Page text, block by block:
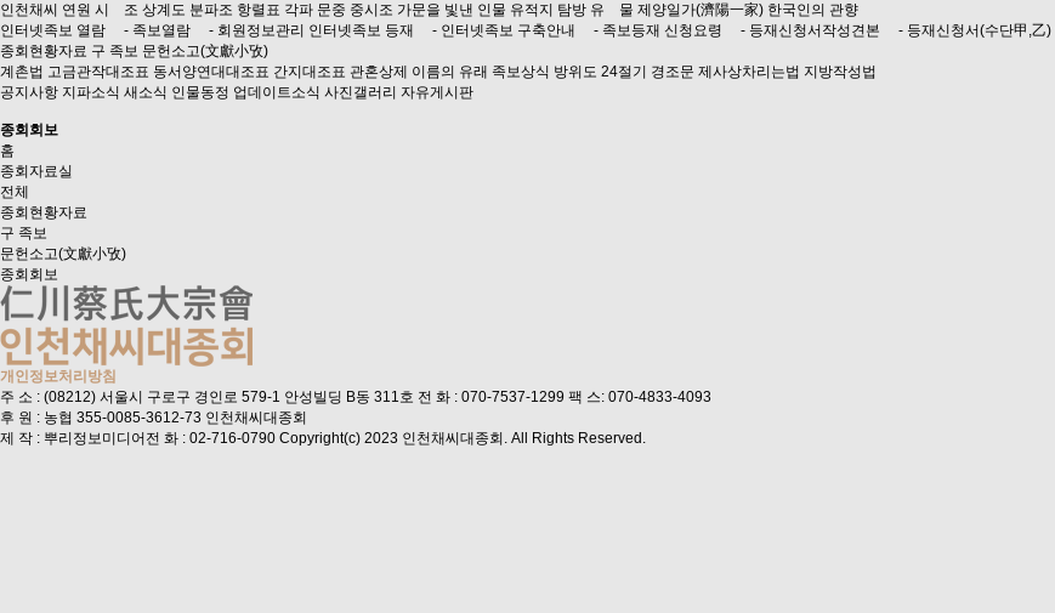
인천채씨 연원 시 조 상계도 분파조 항렬표 각파 문중 중시조 가문을 빛낸 인물 유적지 탐방 유 물 제양일가(濟陽一家) 한국인의 관향
인터넷족보 열람
- 족보열람 - 회원정보관리 인터넷족보 등재 - 인터넷족보 구축안내 - 족보등재 신청요령 - 등재신청서작성견본 - 등재신청서(수단甲,乙)
종회현황자료 구 족보 문헌소고(文獻小攷)
계촌법 고금관작대조표 동서양연대대조표 간지대조표 관혼상제 이름의 유래 족보상식 방위도 24절기 경조문 제사상차리는법 지방작성법
공지사항 지파소식 새소식 인물동정 업데이트소식 사진갤러리 자유게시판
종회회보
홈
종회자료실
전체
종회현황자료
구 족보
문헌소고(文獻小攷)
종회회보
개인정보처리방침
주 소 : (08212) 서울시 구로구 경인로 579-1 안성빌딩 B동 311호 전 화 : 070-7537-1299 팩 스: 070-4833-4093
후 원 : 농협 355-0085-3612-73 인천채씨대종회
제 작 : 뿌리정보미디어 전 화 : 02-716-0790 Copyright(c) 2023 인천채씨대종회. All Rights Reserved.